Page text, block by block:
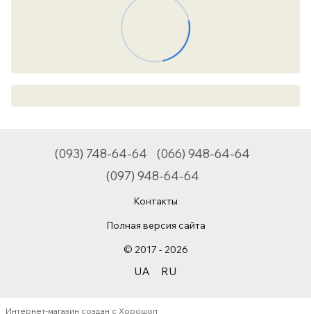
(093) 748-64-64
(066) 948-64-64
(097) 948-64-64
Контакты
Полная версия сайта
© 2017 - 2026
UA RU
Интернет-магазин создан с Хорошоп